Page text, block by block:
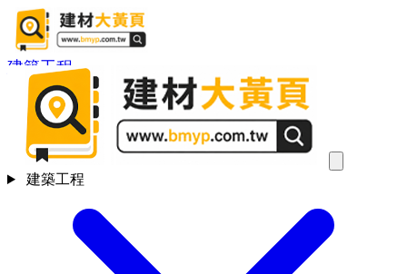
建築工程
建築工程